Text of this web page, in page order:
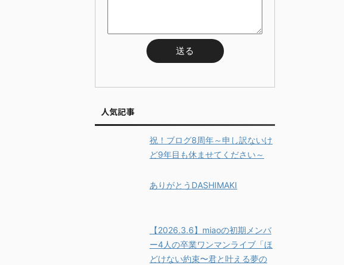
人気記事
祝！ブログ8周年～申し訳ないけ
ど9年目も休ませてください～
ありがとうDASHIMAKI
【2026.3.6】miaoの初期メンバ
ー4人の卒業ワンマンライブ「ほ
どけない約束〜君と叶える夢の